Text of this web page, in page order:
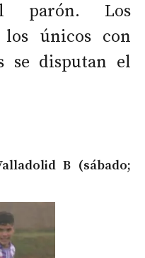
parón. Los
los únicos con
se disputan el
B (sábado;